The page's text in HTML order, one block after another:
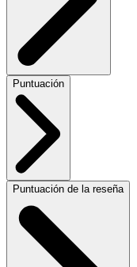
Puntuación
Puntuación de la reseña